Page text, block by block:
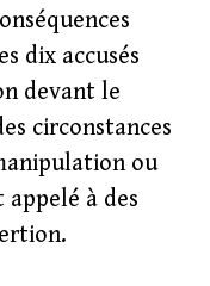
dix accusés
devant le
circonstances
ou
à des